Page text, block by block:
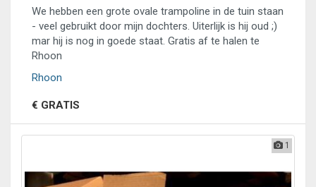
We hebben een grote ovale trampoline in de tuin staan
- veel gebruikt door mijn dochters. Uiterlijk is hij oud ;)
mar hij is nog in goede staat. Gratis af te halen te
Rhoon
Rhoon
€ GRATIS
1